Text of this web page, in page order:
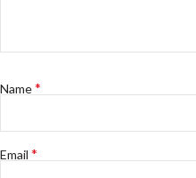
Name*
Email *